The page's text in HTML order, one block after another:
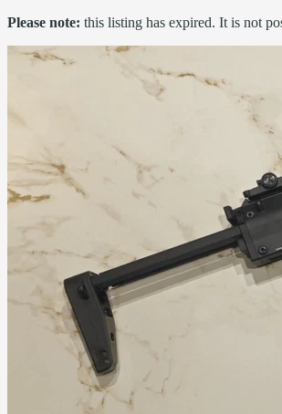
Please note: this listing has expired. It is not